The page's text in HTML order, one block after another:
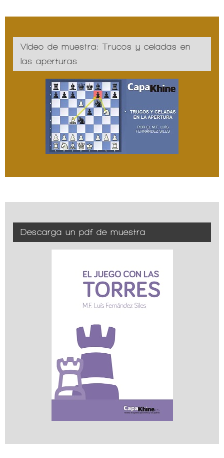
Vídeo de muestra: Trucos y celadas en
las aperturas
Descarga un pdf de muestra